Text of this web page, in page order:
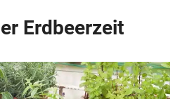
Erdbeerzeit